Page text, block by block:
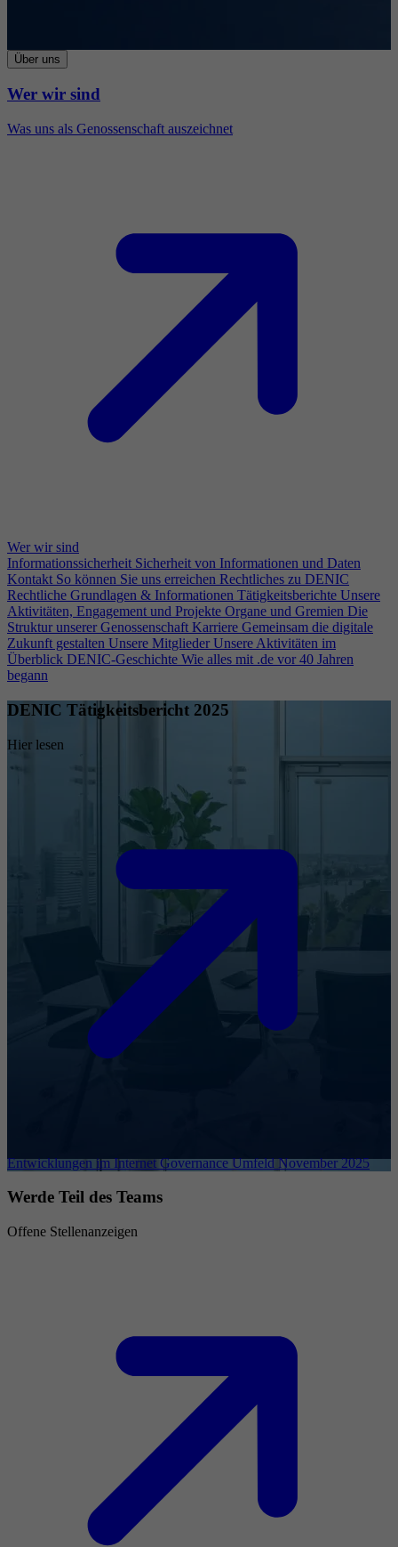
Über uns
Wer wir sind
Was uns als Genossenschaft auszeichnet
Wer wir sind
Informationssicherheit Sicherheit von Informationen und Daten
Kontakt So können Sie uns erreichen Rechtliches zu DENIC
Rechtliche Grundlagen & Informationen Tätigkeitsberichte Unsere
Aktivitäten, Engagement und Projekte Organe und Gremien Die
Struktur unserer Genossenschaft Karriere Gemeinsam die digitale
Zukunft gestalten Unsere Mitglieder Unsere Aktivitäten im
Überblick DENIC-Geschichte Wie alles mit .de vor 40 Jahren
begann
DENIC Tätigkeitsbericht 2025
Hier lesen
Entwicklungen im Internet Governance Umfeld November 2025
Werde Teil des Teams
Offene Stellenanzeigen